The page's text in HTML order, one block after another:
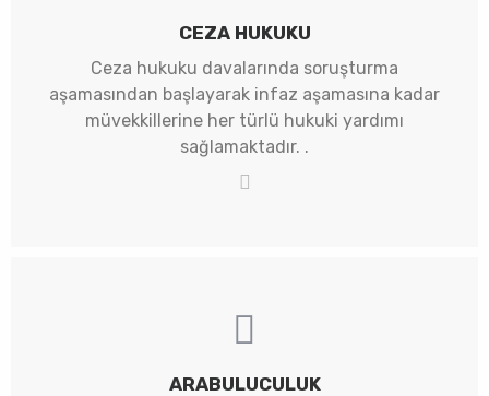
CEZA HUKUKU
Ceza hukuku davalarında soruşturma
aşamasından başlayarak infaz aşamasına kadar
müvekkillerine her türlü hukuki yardımı
sağlamaktadır. .
ARABULUCULUK